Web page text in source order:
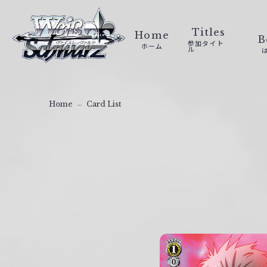
ァ
Home
ホーム
Titles
参加タイト
ル
Home Card List